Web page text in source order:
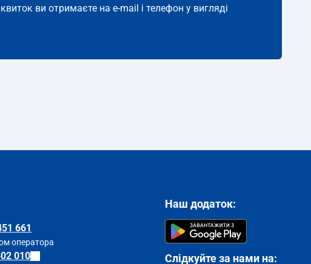
ви отримаєте на e-mail і телефон у вигляді
661
оператора
010
Наш додаток:
Слідкуйте за нами на: